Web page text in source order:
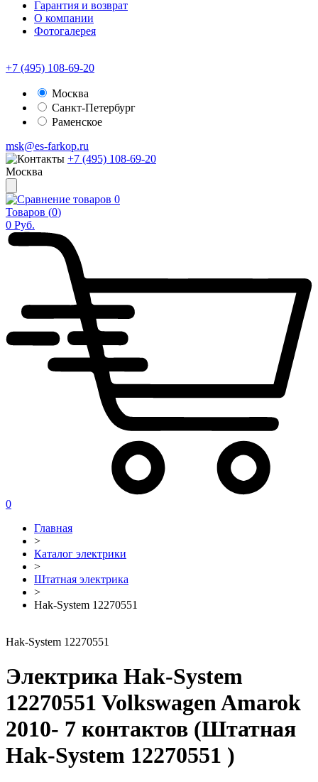
Гарантия и возврат
О компании
Фотогалерея
+7 (495) 108-69-20
Москва
Санкт-Петербург
Раменское
msk@es-farkop.ru
+7 (495) 108-69-20
Москва
0
Товаров (0)
0 Руб.
0
Главная
>
Каталог электрики
>
Штатная электрика
>
Hak-System 12270551
Hak-System 12270551
Электрика Hak-System
12270551 Volkswagen Amarok
2010- 7 контактов (Штатная
Hak-System 12270551 )